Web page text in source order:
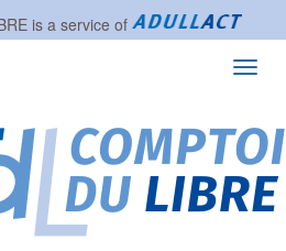
is a service of